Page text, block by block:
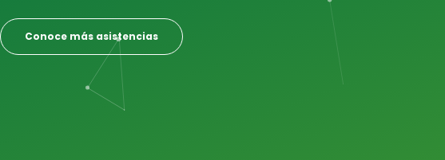
Conoce más asistencias